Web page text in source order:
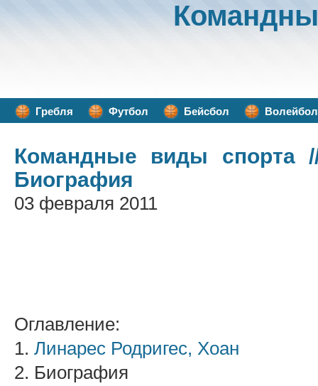
Гребля Футбол Бейсбол Волейбол
Командные виды спорта//
Биография
03 февраля 2011
Оглавление:
1. Линарес Родригес, Хоан
2. Биография